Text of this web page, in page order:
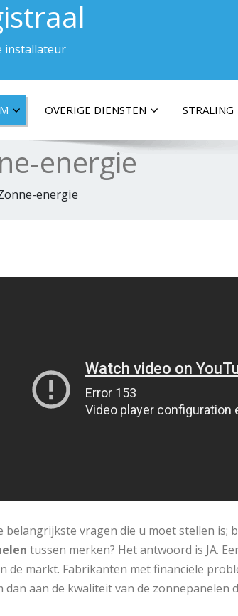
installateur
OVERIGE DIENSTEN STRALING
energie
energie
belangrijkste vragen die u moet stellen is;
tussen merken? Het antwoord is JA.
de markt. Fabrikanten met financiële
dan aan de kwaliteit van de zonnepanelen